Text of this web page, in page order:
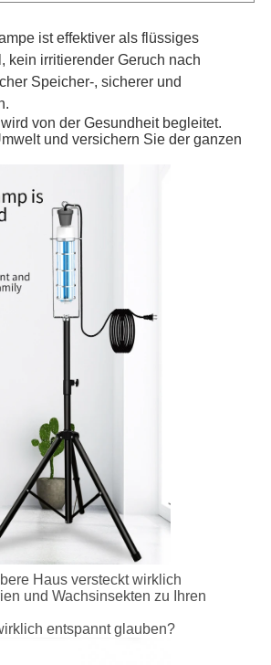
ist effektiver als flüssiges
kein irritierender Geruch nach
Speicher-, sicherer und
von der Gesundheit begleitet.
und versichern Sie der ganzen
Haus versteckt wirklich
und Wachsinsekten zu Ihren
entspannt glauben?